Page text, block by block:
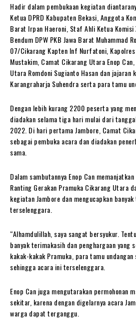
Hadir dalam pembukaan kegiatan
Ketua DPRD Kabupaten Bekasi, Anggota
Barat Irpan Haeroni, Staf Ahli Ketua Komisi
Bendum DPW PKB Jawa Barat Muhammad
07/Cikarang Kapten Inf Nurfatoni,
Mustakim, Camat Cikarang Utara Enop
Utara Romdoni Sugianto Hasan dan jajaran
Karangraharja Suhendra serta para tamu
Dengan lebih kurang 2200 peserta yang
diadakan selama tiga hari mulai dari
2022. Di hari pertama Jambore, Camat
sebagai pembuka acara dan diadakan
sama.
Dalam sambutannya Enop Can
Ranting Gerakan Pramuka Cikarang Utara
kegiatan Jambore dan mengucapkan
terselenggara.
“Alhamdulillah, saya sangat bersyukur.
banyak terimakasih dan penghargaan
kakak-kakak Pramuka, para tamu
sehingga acara ini terselenggara.
Enop Can juga mengutarakan permohonan
sekitar, karena dengan digelarnya acara
warga dapat terganggu.